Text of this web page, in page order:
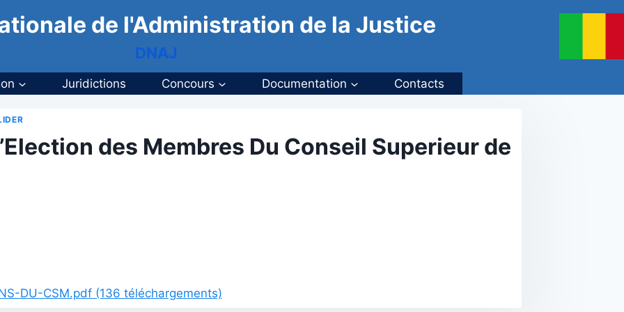
de l'Administration de la Justice
DNAJ
Juridictions Concours Documentation Contacts
des Membres Du Conseil Superieur de
DU-CSM.pdf (136 téléchargements)